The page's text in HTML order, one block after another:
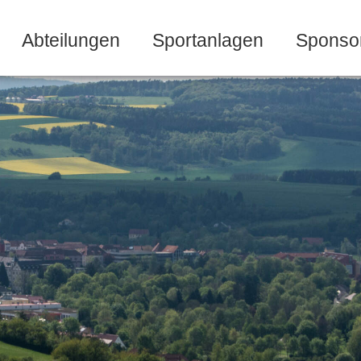
Abteilungen Sportanlagen